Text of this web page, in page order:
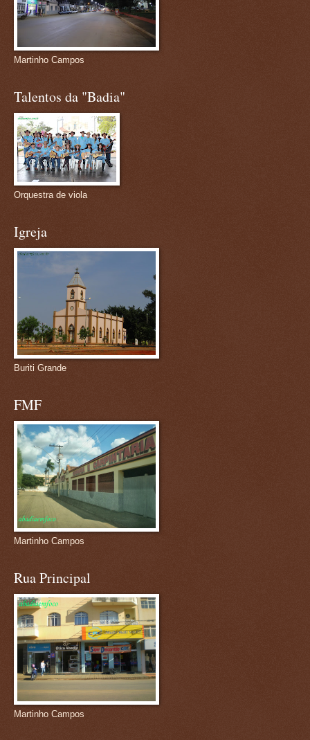
Martinho Campos
Talentos da "Badia"
Orquestra de viola
Igreja
Buriti Grande
FMF
Martinho Campos
Rua Principal
Martinho Campos